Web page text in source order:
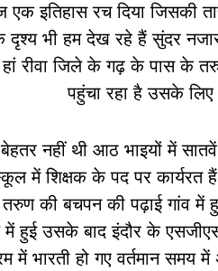
रच दिया जिसकी
भी हम देख रहे हैं सुंदर
हां रीवा जिले के गढ़ के पास के
पहुंचा रहा है उसके
नहीं थी आठ भाइयों में
में शिक्षक के पद पर
की बचपन की पढ़ाई गांव में
हुई उसके बाद इंदौर के
में भारती हो गए वर्तमान